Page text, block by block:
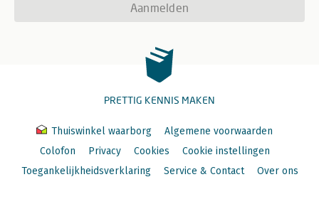
Aanmelden
PRETTIG KENNIS MAKEN
Thuiswinkel waarborg
Algemene voorwaarden
Colofon
Privacy Cookies
Cookie instellingen
Toegankelijkheidsverklaring
Service & Contact Over ons